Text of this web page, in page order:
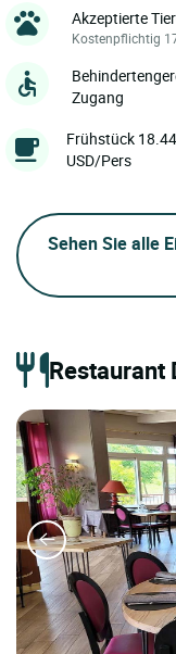
Akzeptierte
Kostenpflichtig
Zugang
Frühstück 18.44
USD/Pers
Sehen Sie alle
Restaurant